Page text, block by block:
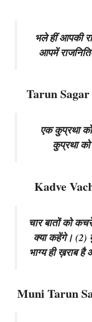
भले हीं आपकी
आपमें
Tarun
एक कुप्रथा
कुप्रथा को
Kadve
चार बातों को
क्या कहेंगे। (2)
भाग्य ही ख़राब
Muni Tarun